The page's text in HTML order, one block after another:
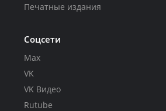
Печатные издания
Соцсети
Max
VK
VK Видео
Rutube